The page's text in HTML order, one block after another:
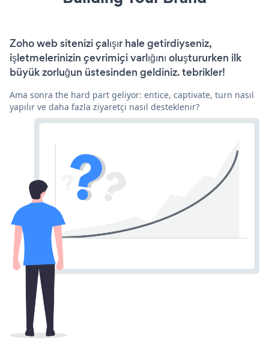
Zoho web sitenizi çalışır hale getirdiyseniz,
işletmelerinizin çevrimiçi varlığını oluştururken ilk
büyük zorluğun üstesinden geldiniz. tebrikler!
Ama sonra the hard part geliyor: entice, captivate, turn nasıl
yapılır ve daha fazla ziyaretçi nasıl desteklenir?